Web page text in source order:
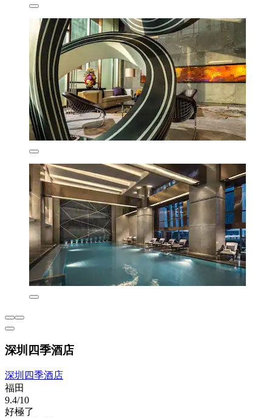
深圳四季酒店
深圳四季酒店
福田
9.4/10
好極了